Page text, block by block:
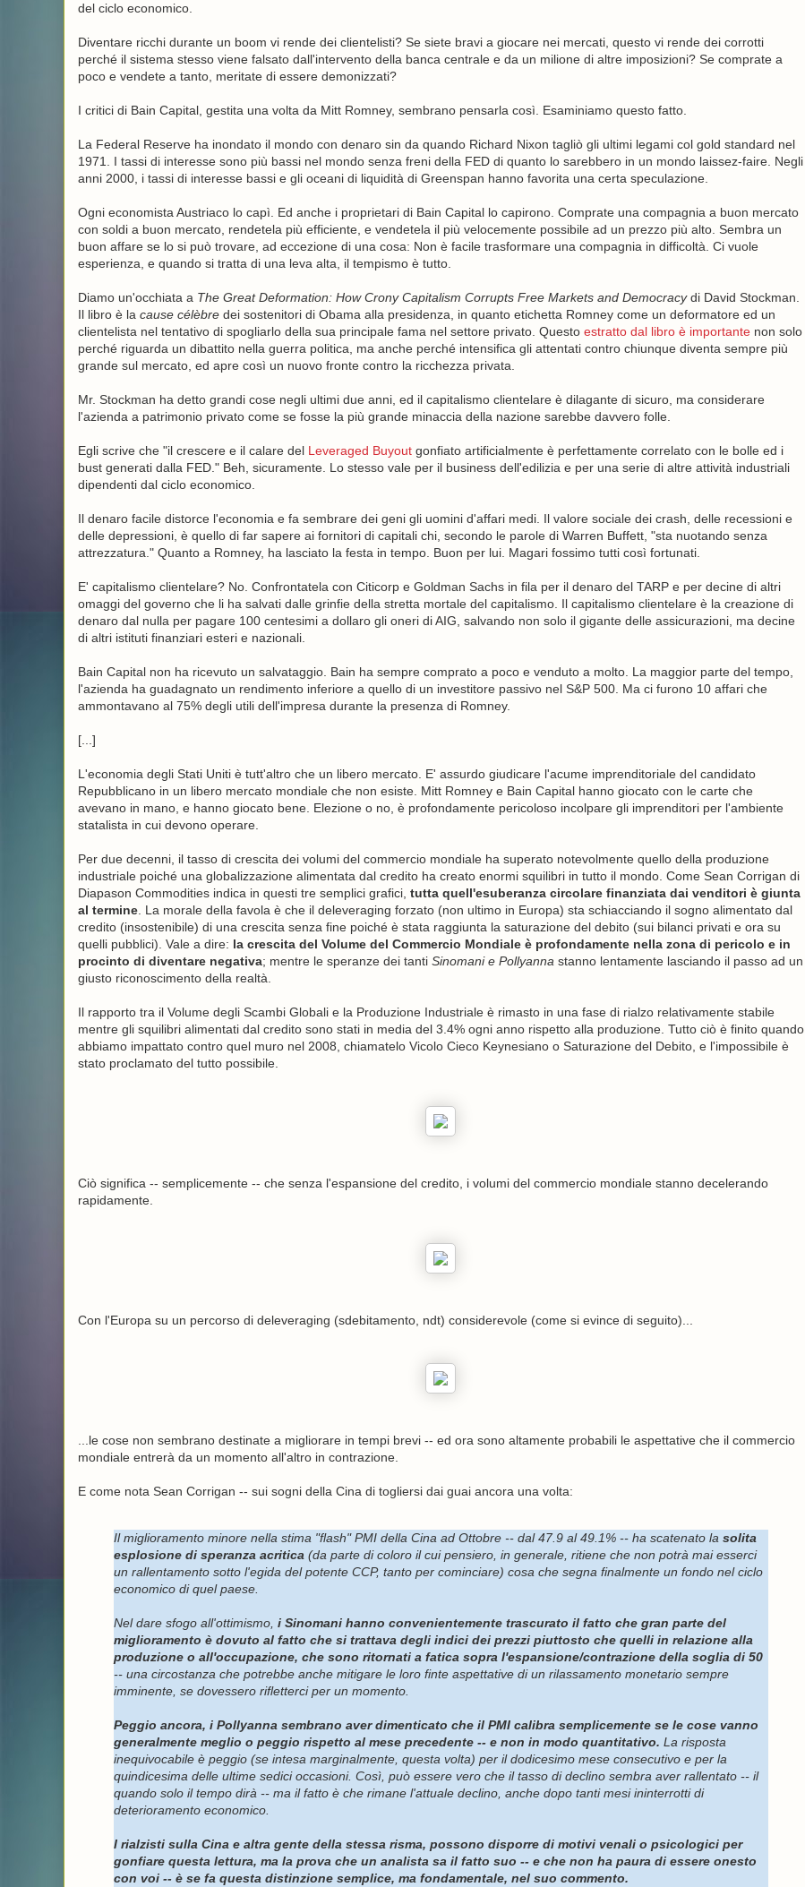
del ciclo economico.
Diventare ricchi durante un boom vi rende dei clientelisti? Se siete bravi a giocare nei mercati, questo vi rende dei corrotti
perché il sistema stesso viene falsato dall'intervento della banca centrale e da un milione di altre imposizioni? Se comprate a
poco e vendete a tanto, meritate di essere demonizzati?
I critici di Bain Capital, gestita una volta da Mitt Romney, sembrano pensarla così. Esaminiamo questo fatto.
La Federal Reserve ha inondato il mondo con denaro sin da quando Richard Nixon tagliò gli ultimi legami col gold standard nel
1971. I tassi di interesse sono più bassi nel mondo senza freni della FED di quanto lo sarebbero in un mondo laissez-faire. Negli
anni 2000, i tassi di interesse bassi e gli oceani di liquidità di Greenspan hanno favorita una certa speculazione.
Ogni economista Austriaco lo capì. Ed anche i proprietari di Bain Capital lo capirono. Comprate una compagnia a buon mercato
con soldi a buon mercato, rendetela più efficiente, e vendetela il più velocemente possibile ad un prezzo più alto. Sembra un
buon affare se lo si può trovare, ad eccezione di una cosa: Non è facile trasformare una compagnia in difficoltà. Ci vuole
esperienza, e quando si tratta di una leva alta, il tempismo è tutto.
Diamo un'occhiata a The Great Deformation: How Crony Capitalism Corrupts Free Markets and Democracydi David Stockman.
Il libro è la cause célèbredei sostenitori di Obama alla presidenza, in quanto etichetta Romney come un deformatore ed un
clientelista nel tentativo di spogliarlo della sua principale fama nel settore privato. Questo estratto dal libro è importantenon solo
perché riguarda un dibattito nella guerra politica, ma anche perché intensifica gli attentati contro chiunque diventa sempre più
grande sul mercato, ed apre così un nuovo fronte contro la ricchezza privata.
Mr. Stockman ha detto grandi cose negli ultimi due anni, ed il capitalismo clientelare è dilagante di sicuro, ma considerare
l'azienda a patrimonio privato come se fosse la più grande minaccia della nazione sarebbe davvero folle.
Egli scrive che "il crescere e il calare del Leveraged Buyoutgonfiato artificialmente è perfettamente correlato con le bolle ed i
bust generati dalla FED." Beh, sicuramente. Lo stesso vale per il business dell'edilizia e per una serie di altre attività industriali
dipendenti dal ciclo economico.
Il denaro facile distorce l'economia e fa sembrare dei geni gli uomini d'affari medi. Il valore sociale dei crash, delle recessioni e
delle depressioni, è quello di far sapere ai fornitori di capitali chi, secondo le parole di Warren Buffett, "sta nuotando senza
attrezzatura." Quanto a Romney, ha lasciato la festa in tempo. Buon per lui. Magari fossimo tutti così fortunati.
E' capitalismo clientelare? No. Confrontatela con Citicorp e Goldman Sachs in fila per il denaro del TARP e per decine di altri
omaggi del governo che li ha salvati dalle grinfie della stretta mortale del capitalismo. Il capitalismo clientelare è la creazione di
denaro dal nulla per pagare 100 centesimi a dollaro gli oneri di AIG, salvando non solo il gigante delle assicurazioni, ma decine
di altri istituti finanziari esteri e nazionali.
Bain Capital non ha ricevuto un salvataggio. Bain ha sempre comprato a poco e venduto a molto. La maggior parte del tempo,
l'azienda ha guadagnato un rendimento inferiore a quello di un investitore passivo nel S&P 500. Ma ci furono 10 affari che
ammontavano al 75% degli utili dell'impresa durante la presenza di Romney.
[...]
L'economia degli Stati Uniti è tutt'altro che un libero mercato. E' assurdo giudicare l'acume imprenditoriale del candidato
Repubblicano in un libero mercato mondiale che non esiste. Mitt Romney e Bain Capital hanno giocato con le carte che
avevano in mano, e hanno giocato bene. Elezione o no, è profondamente pericoloso incolpare gli imprenditori per l'ambiente
statalista in cui devono operare.
Per due decenni, il tasso di crescita dei volumi del commercio mondiale ha superato notevolmente quello della produzione
industriale poiché una globalizzazione alimentata dal credito ha creato enormi squilibri in tutto il mondo. Come Sean Corrigan di
Diapason Commodities indica in questi tre semplici grafici, tutta quell'esuberanza circolare finanziata dai venditori è giunta
al termine. La morale della favola è che il deleveraging forzato (non ultimo in Europa) sta schiacciando il sogno alimentato dal
credito (insostenibile) di una crescita senza fine poiché è stata raggiunta la saturazione del debito (sui bilanci privati e ora su
quelli pubblici). Vale a dire: la crescita del Volume del Commercio Mondiale è profondamente nella zona di pericolo e in
procinto di diventare negativa; mentre le speranze dei tanti Sinomani e Pollyanna stanno lentamente lasciando il passo ad un
giusto riconoscimento della realtà.
Il rapporto tra il Volume degli Scambi Globali e la Produzione Industriale è rimasto in una fase di rialzo relativamente stabile
mentre gli squilibri alimentati dal credito sono stati in media del 3.4% ogni anno rispetto alla produzione. Tutto ciò è finito quando
abbiamo impattato contro quel muro nel 2008, chiamatelo Vicolo Cieco Keynesiano o Saturazione del Debito, e l'impossibile è
stato proclamato del tutto possibile.
Ciò significa -- semplicemente -- che senza l'espansione del credito, i volumi del commercio mondiale stanno decelerando
rapidamente.
Con l'Europa su un percorso di deleveraging (sdebitamento, ndt) considerevole (come si evince di seguito)...
...le cose non sembrano destinate a migliorare in tempi brevi -- ed ora sono altamente probabili le aspettative che il commercio
mondiale entrerà da un momento all'altro in contrazione.
E come nota Sean Corrigan -- sui sogni della Cina di togliersi dai guai ancora una volta:
Il miglioramento minore nella stima "flash" PMI della Cina ad Ottobre -- dal 47.9 al 49.1% -- ha scatenato la solita
esplosione di speranza acritica (da parte di coloro il cui pensiero, in generale, ritiene che non potrà mai esserci
un rallentamento sotto l'egida del potente CCP, tanto per cominciare) cosa che segna finalmente un fondo nel ciclo
economico di quel paese.
Nel dare sfogo all'ottimismo, i Sinomani hanno convenientemente trascurato il fatto che gran parte del
miglioramento è dovuto al fatto che si trattava degli indici dei prezzi piuttosto che quelli in relazione alla
produzione o all'occupazione, che sono ritornati a fatica sopra l'espansione/contrazione della soglia di 50
-- una circostanza che potrebbe anche mitigare le loro finte aspettative di un rilassamento monetario sempre
imminente, se dovessero rifletterci per un momento.
Peggio ancora, i Pollyanna sembrano aver dimenticato che il PMI calibra semplicemente se le cose vanno
generalmente meglio o peggio rispetto al mese precedente -- e non in modo quantitativo. La risposta
inequivocabile è peggio (se intesa marginalmente, questa volta) per il dodicesimo mese consecutivo e per la
quindicesima delle ultime sedici occasioni. Così, può essere vero che il tasso di declino sembra aver rallentato -- il
quando solo il tempo dirà -- ma il fatto è che rimane l'attuale declino, anche dopo tanti mesi ininterrotti di
deterioramento economico.
I rialzisti sulla Cina e altra gente della stessa risma, possono disporre di motivi venali o psicologici per
gonfiare questa lettura, ma la prova che un analista sa il fatto suo -- e che non ha paura di essere onesto
con voi -- è se fa questa distinzione semplice, ma fondamentale, nel suo commento.